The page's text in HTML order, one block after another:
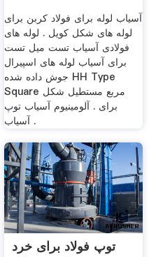
آسیاب لوله برای فولاد کربن برای
لوله های شکل کویل . لوله های
فولادی آسیاب تست میل تست
برای آسیاب لوله های اسپیرال
جوش داده شده HH Type
Square مربع مستطیل شکل
برای . آلومینیوم آسیاب توپ
آسیاب .
توپ فولاد برای خرد